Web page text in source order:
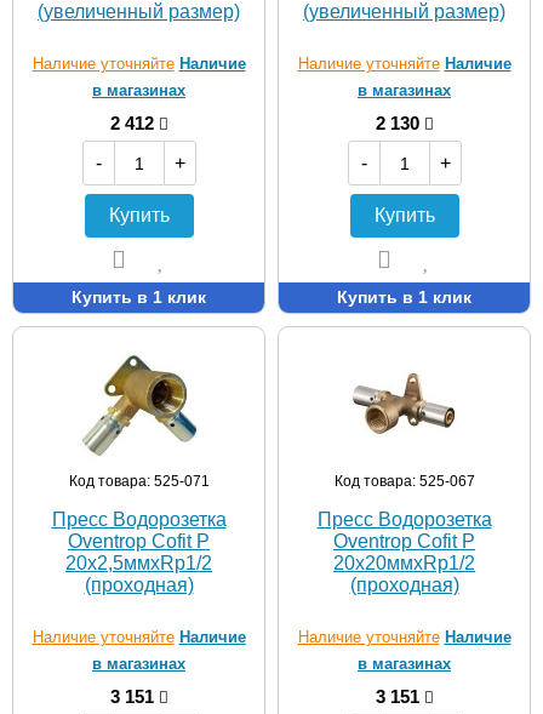
(увеличенный размер)
Наличие уточняйте Наличие
в магазинах
2 412
-
+
Купить
Купить в 1 клик
(увеличенный размер)
Наличие уточняйте Наличие
в магазинах
2 130
-
+
Купить
Купить в 1 клик
Код товара: 525-071
Пресс Водорозетка
Oventrop Cofit P
20х2,5ммхRp1/2
(проходная)
Наличие уточняйте Наличие
в магазинах
3 151
Код товара: 525-067
Пресс Водорозетка
Oventrop Cofit P
20х20ммхRp1/2
(проходная)
Наличие уточняйте Наличие
в магазинах
3 151